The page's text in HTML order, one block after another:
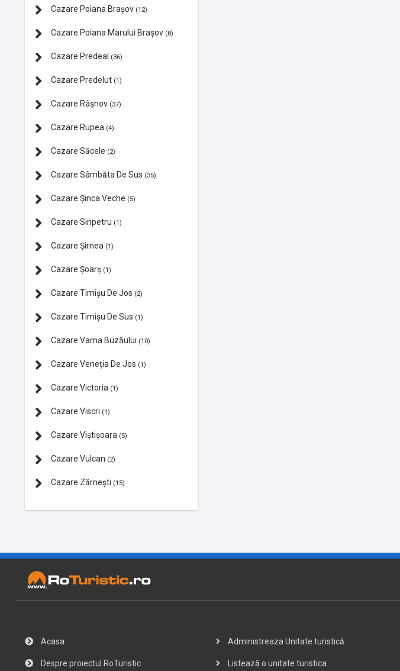
Cazare Poiana Brașov (12)
Cazare Poiana Marului Brașov (8)
Cazare Predeal (36)
Cazare Predelut (1)
Cazare Râșnov (37)
Cazare Rupea (4)
Cazare Săcele (2)
Cazare Sâmbăta De Sus (35)
Cazare Şinca Veche (5)
Cazare Sinpetru (1)
Cazare Șirnea (1)
Cazare Şoarș (1)
Cazare Timișu De Jos (2)
Cazare Timișu De Sus (1)
Cazare Vama Buzăului (10)
Cazare Veneția De Jos (1)
Cazare Victoria (1)
Cazare Viscri (1)
Cazare Viștișoara (5)
Cazare Vulcan (2)
Cazare Zărnești (15)
Acasa
Despre proiectul RoTuristic
Administreaza Unitate turistică
Listează o unitate turistica